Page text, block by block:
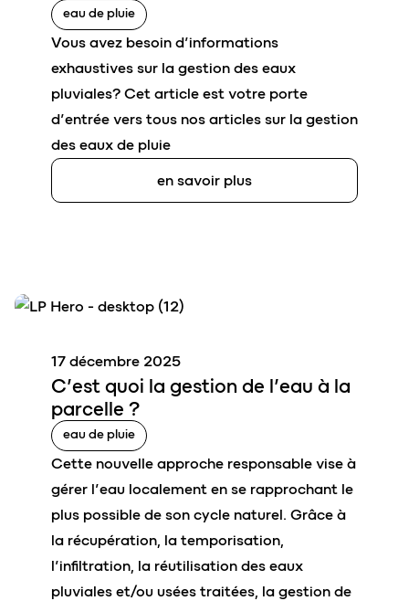
eau de pluie
Vous avez besoin d’informations
exhaustives sur la gestion des eaux
pluviales? Cet article est votre porte
d’entrée vers tous nos articles sur la gestion
des eaux de pluie
en savoir plus
C’est quoi la gestion de l’eau à la
parcelle ?
17 décembre 2025
eau de pluie
Cette nouvelle approche responsable vise à
gérer l’eau localement en se rapprochant le
plus possible de son cycle naturel. Grâce à
la récupération, la temporisation,
l’infiltration, la réutilisation des eaux
pluviales et/ou usées traitées, la gestion de